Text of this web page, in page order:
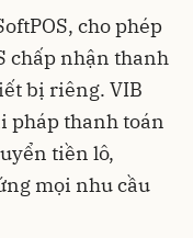
cho phép
chấp nhận thanh
bị riêng. VIB
pháp thanh toán
tiền lô,
mọi nhu cầu